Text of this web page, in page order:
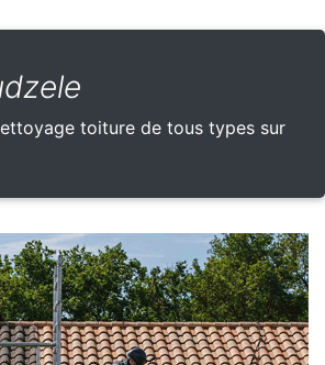
toiture de tous types sur